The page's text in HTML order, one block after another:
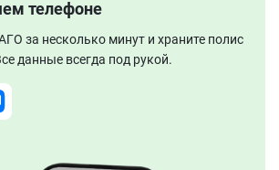
телефоне
за несколько минут и храните полис
данные всегда под рукой.